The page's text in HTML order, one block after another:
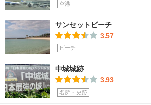
空港
サンセットビーチ
3.57
ビーチ
中城城跡
3.93
名所・史跡